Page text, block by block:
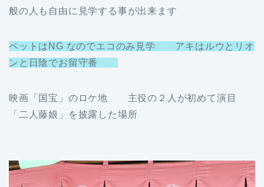
般の人も自由に見学する事が出来ます
ペットはNG なのでエコのみ見学 アキはルウとリオ
ンと日陰でお留守番
映画「国宝」のロケ地 主役の２人が初めて演目
「二人藤娘」を披露した場所